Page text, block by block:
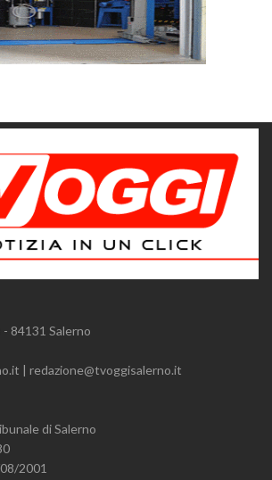
84131 Salerno
| redazione@tvoggisalerno.it
di Salerno
2001